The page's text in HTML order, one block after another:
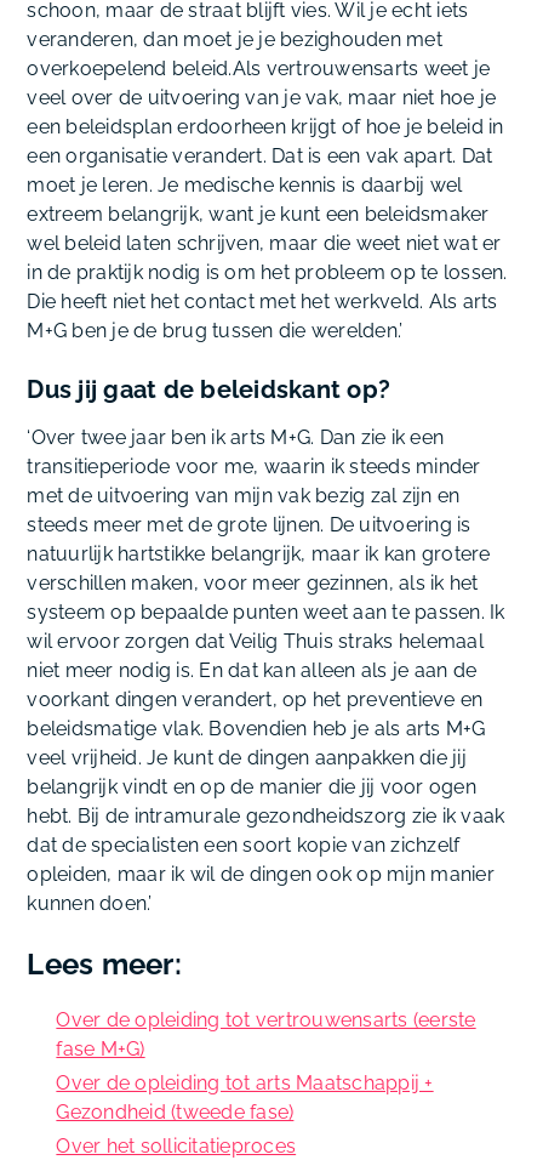
schoon, maar de straat blijft vies. Wil je echt iets
veranderen, dan moet je je bezighouden met
overkoepelend beleid.Als vertrouwensarts weet je
veel over de uitvoering van je vak, maar niet hoe je
een beleidsplan erdoorheen krijgt of hoe je beleid in
een organisatie verandert. Dat is een vak apart. Dat
moet je leren. Je medische kennis is daarbij wel
extreem belangrijk, want je kunt een beleidsmaker
wel beleid laten schrijven, maar die weet niet wat er
in de praktijk nodig is om het probleem op te lossen.
Die heeft niet het contact met het werkveld. Als arts
M+G ben je de brug tussen die werelden.’
Dus jij gaat de beleidskant op?
‘Over twee jaar ben ik arts M+G. Dan zie ik een
transitieperiode voor me, waarin ik steeds minder
met de uitvoering van mijn vak bezig zal zijn en
steeds meer met de grote lijnen. De uitvoering is
natuurlijk hartstikke belangrijk, maar ik kan grotere
verschillen maken, voor meer gezinnen, als ik het
systeem op bepaalde punten weet aan te passen. Ik
wil ervoor zorgen dat Veilig Thuis straks helemaal
niet meer nodig is. En dat kan alleen als je aan de
voorkant dingen verandert, op het preventieve en
beleidsmatige vlak. Bovendien heb je als arts M+G
veel vrijheid. Je kunt de dingen aanpakken die jij
belangrijk vindt en op de manier die jij voor ogen
hebt. Bij de intramurale gezondheidszorg zie ik vaak
dat de specialisten een soort kopie van zichzelf
opleiden, maar ik wil de dingen ook op mijn manier
kunnen doen.’
Lees meer:
Over de opleiding tot vertrouwensarts (eerste
fase M+G)
Over de opleiding tot arts Maatschappij +
Gezondheid (tweede fase)
Over het sollicitatieproces